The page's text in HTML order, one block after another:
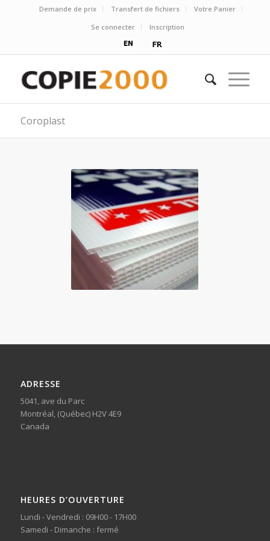
Demande de prix Transfert de fichiers
Votre Panier
Se connecter
Inscription
Coroplast
ADRESSE
5041, ave du Parc
Montréal, (Québec) H2V 4E9
Canada
HEURES D’OUVERTURE
Lundi - Vendredi : 09H00 - 17H00
Samedi - Dimanche : fermé